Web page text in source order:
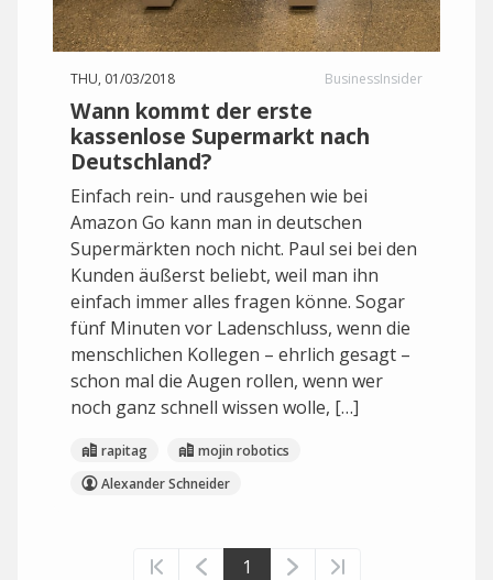
THU, 01/03/2018 BusinessInsider
Wann kommt der erste
kassenlose Supermarkt nach
Deutschland?
Einfach rein- und rausgehen wie bei
Amazon Go kann man in deutschen
Supermärkten noch nicht. Paul sei bei den
Kunden äußerst beliebt, weil man ihn
einfach immer alles fragen könne. Sogar
fünf Minuten vor Ladenschluss, wenn die
menschlichen Kollegen – ehrlich gesagt –
schon mal die Augen rollen, wenn wer
noch ganz schnell wissen wolle, […]
rapitag
mojin robotics
Alexander Schneider
1